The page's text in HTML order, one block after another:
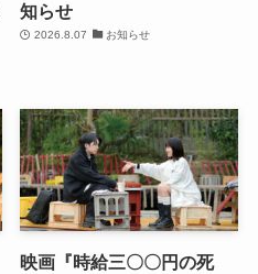
知らせ
2026.8.07 お知らせ
映画『時給三〇〇円の死